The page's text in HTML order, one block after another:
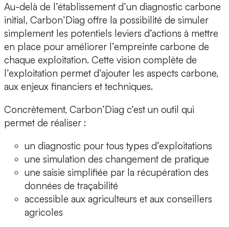
Au-delà de l’établissement d’un diagnostic carbone
initial, Carbon’Diag offre la possibilité de simuler
simplement les potentiels leviers d’actions à mettre
en place pour améliorer l’empreinte carbone de
chaque exploitation. Cette vision complète de
l’exploitation permet d’ajouter les aspects carbone,
aux enjeux financiers et techniques.
Concrètement, Carbon’Diag c’est un outil qui
permet de réaliser :
un diagnostic pour tous types d’exploitations
une simulation des changement de pratique
une saisie simplifiée par la récupération des
données de traçabilité
accessible aux agriculteurs et aux conseillers
agricoles